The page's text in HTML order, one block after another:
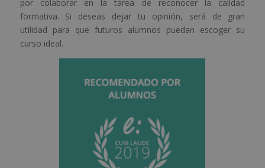
por colaborar en la tarea de reconocer la calidad
formativa. Si deseas dejar tu opinión, será de gran
utilidad para que futuros alumnos puedan escoger su
curso ideal.